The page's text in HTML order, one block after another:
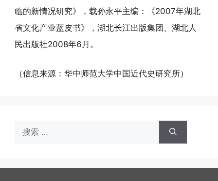
临的新情况研究》，载孙永平主编：《2007年湖北
省文化产业蓝皮书》，湖北长江出版集团、湖北人
民出版社2008年6月。
（信息来源：华中师范大学中国近代史研究所）